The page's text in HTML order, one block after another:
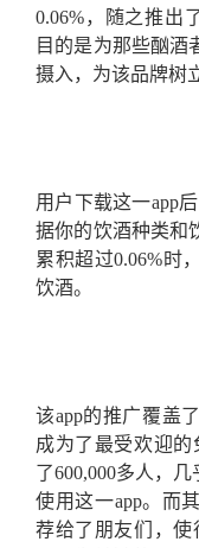
0.06%，随之推出
目的是为那些酗酒
摄入，为该品牌树
用户下载这一app
据你的饮酒种类和
累积超过0.06%时
饮酒。
该app的推广覆盖
成为了最受欢迎的
了600,000多人，
使用这一app。而
荐给了朋友们，使